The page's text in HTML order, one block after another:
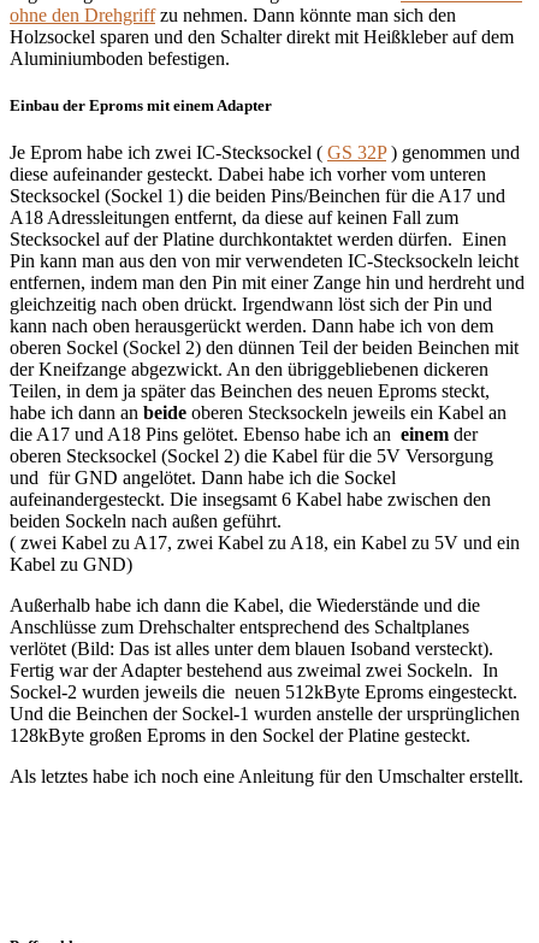
ohne den Drehgriffzu nehmen. Dann könnte man sich den
Holzsockel sparen und den Schalter direkt mit Heißkleber auf dem
Aluminiumboden befestigen.
Einbau der Eproms mit einem Adapter
Je Eprom habe ich zwei IC-Stecksockel ( GS 32P) genommen und
diese aufeinander gesteckt. Dabei habe ich vorher vom unteren
Stecksockel (Sockel 1) die beiden Pins/Beinchen für die A17 und
A18 Adressleitungen entfernt, da diese auf keinen Fall zum
Stecksockel auf der Platine durchkontaktet werden dürfen. Einen
Pin kann man aus den von mir verwendeten IC-Stecksockeln leicht
entfernen, indem man den Pin mit einer Zange hin und herdreht und
gleichzeitig nach oben drückt. Irgendwann löst sich der Pin und
kann nach oben herausgerückt werden. Dann habe ich von dem
oberen Sockel (Sockel 2) den dünnen Teil der beiden Beinchen mit
der Kneifzange abgezwickt. An den übriggebliebenen dickeren
Teilen, in dem ja später das Beinchen des neuen Eproms steckt,
habe ich dann an beide oberen Stecksockeln jeweils ein Kabel an
die A17 und A18 Pins gelötet. Ebenso habe ich an einem der
oberen Stecksockel (Sockel 2) die Kabel für die 5V Versorgung
und für GND angelötet. Dann habe ich die Sockel
aufeinandergesteckt. Die insegsamt 6 Kabel habe zwischen den
beiden Sockeln nach außen geführt.
( zwei Kabel zu A17, zwei Kabel zu A18, ein Kabel zu 5V und ein
Kabel zu GND)
Außerhalb habe ich dann die Kabel, die Wiederstände und die
Anschlüsse zum Drehschalter entsprechend des Schaltplanes
verlötet (Bild: Das ist alles unter dem blauen Isoband versteckt).
Fertig war der Adapter bestehend aus zweimal zwei Sockeln. In
Sockel-2 wurden jeweils die neuen 512kByte Eproms eingesteckt.
Und die Beinchen der Sockel-1 wurden anstelle der ursprünglichen
128kByte großen Eproms in den Sockel der Platine gesteckt.
Als letztes habe ich noch eine Anleitung für den Umschalter erstellt.